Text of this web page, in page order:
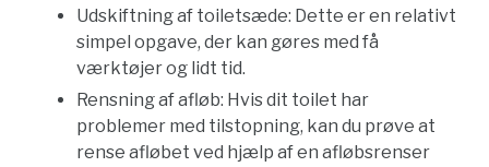
Udskiftning af toiletsæde: Dette er en relativt
simpel opgave, der kan gøres med få
værktøjer og lidt tid.
Rensning af afløb: Hvis dit toilet har
problemer med tilstopning, kan du prøve at
rense afløbet ved hjælp af en afløbsrenser